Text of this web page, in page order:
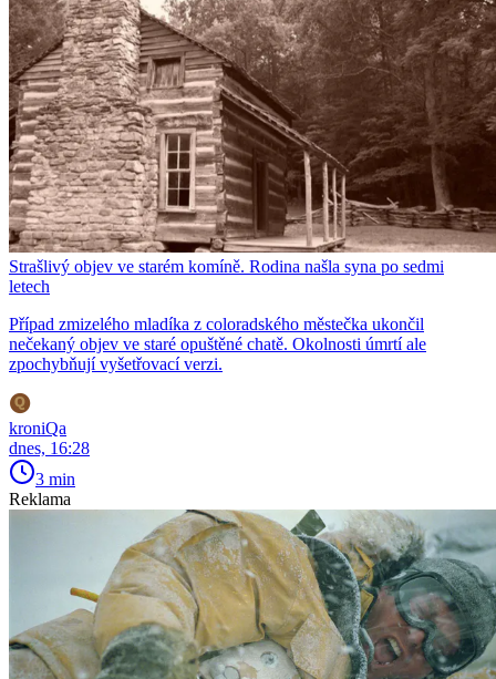
Strašlivý objev ve starém komíně. Rodina našla syna po sedmi
letech
Případ zmizelého mladíka z coloradského městečka ukončil
nečekaný objev ve staré opuštěné chatě. Okolnosti úmrtí ale
zpochybňují vyšetřovací verzi.
kroniQa
dnes, 16:28
3 min
Reklama